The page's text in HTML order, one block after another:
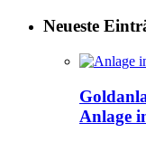
Neueste
Anlage